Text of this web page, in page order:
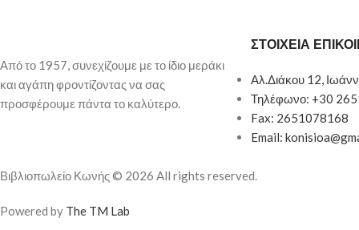
Από το 1957, συνεχίζουμε με το ίδιο μεράκι
και αγάπη φροντίζοντας να σας
προσφέρουμε πάντα το καλύτερο.
ΣΤΟΙΧΕΙΑ
Αλ.Διάκου 12,
Τηλέφωνο: +30
Fax: 2651078168
Email:
Βιβλιοπωλείο Κωνής © 2026 All rights reserved.
Powered by The TM Lab